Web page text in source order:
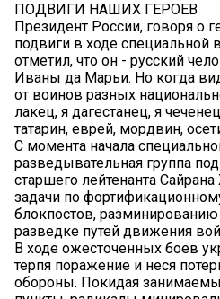
ПОДВИГИ НАШИХ ГЕРОЕВ
Президент России, говоря о
подвиги в ходе специальной
отметил, что он - русский
Иваны да Марьи. Но когда
от воинов разных
лакец, я дагестанец, я
татарин, еврей, мордвин,
С момента начала
разведывательная группа
старшего лейтенанта
задачи по
блокпостов,
разведке путей движения
В ходе ожесточенных боев
терпя поражение и неся
обороны. Покидая